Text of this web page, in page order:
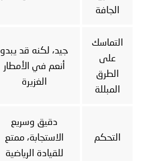
الجافة
التماسك
على
الطرق
المبللة
جيد، لكنه قد يبدو
أنعم في الأمطار
الغزيرة
التحكم
دقيق وسريع
الاستجابة، ممتع
للقيادة الرياضية